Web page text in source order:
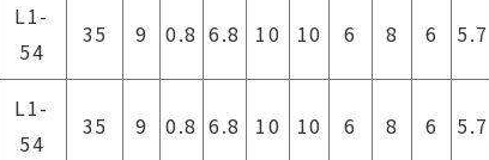
L1-
54
35 9 0.8 6.8 10 10 6 8 6 5.7
L1-
54
35 9 0.8 6.8 10 10 6 8 6 5.7